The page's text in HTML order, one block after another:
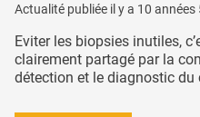
Actualité publiée il y a 10 années
Eviter les biopsies inutiles,
clairement partagé par la
détection et le diagnostic du